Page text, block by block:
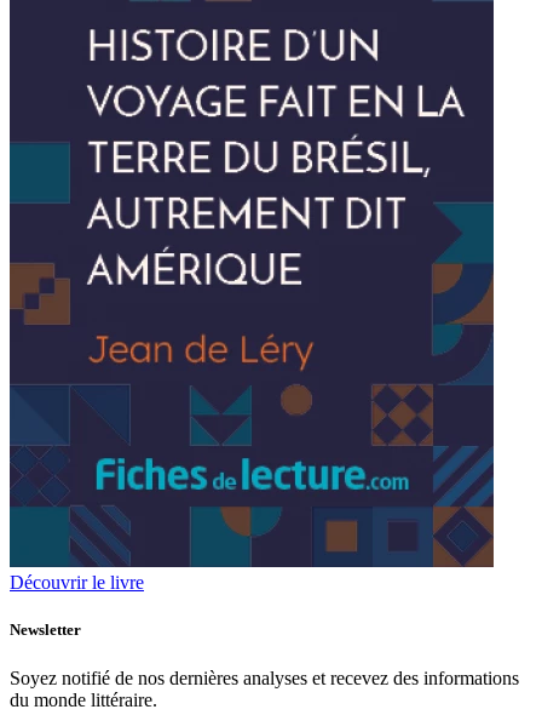
Découvrir le livre
Newsletter
Soyez notifié de nos dernières analyses et recevez des informations
du monde littéraire.